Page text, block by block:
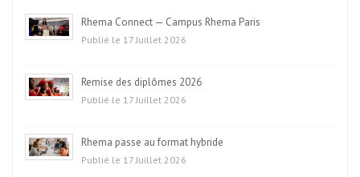
Rhema Connect — Campus Rhema Paris
Publié le 17 Juillet 2026
Remise des diplômes 2026
Publié le 17 Juillet 2026
Rhema passe au format hybride
Publié le 17 Juillet 2026